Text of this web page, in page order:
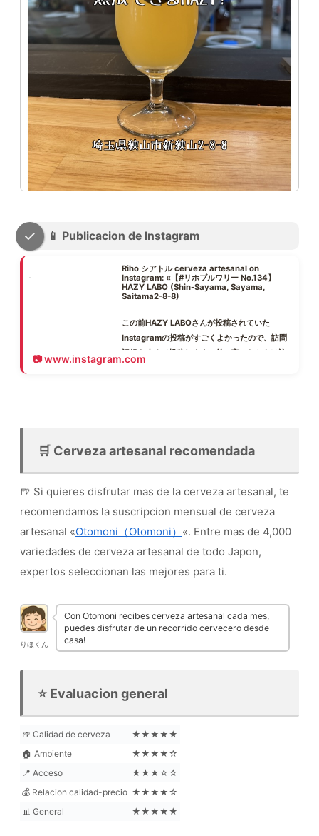
📱 Publicacion de Instagram
Riho シアトル cerveza artesanal on
Instagram: «【#リホブルワリー No.134】
HAZY LABO (Shin-Sayama, Sayama,
Saitama2-8-8)
この前HAZY LABOさんが投稿されていた
Instagramの投稿がすごくよかったので、訪問
記録を改めて投稿します。前に言ったときは訪
法で常温熟成を実現してる。
前飲んだときは熟成できるんだ程度の理解だっ
た。改めて行きたい！
私が飲んだときも、嫌な味わいはまったくあり
ませゆでした！また、よくあるホップのパンチ
がきいたHAZYともまた異なる、深みのある
日本に帰ったら必ずまた行きます。»
80 likes, 0 comments – lobeerve on March 24, 2025:
"【#リホブルワリー No.134】 HAZY LABO (Shin-
Sayama, Sayama, Saitama2-8-8)この前HAZY LABOさん
が投稿されていたIn…
www.instagram.com
🛒 Cerveza artesanal recomendada
🍺 Si quieres disfrutar mas de la cerveza artesanal, te
recomendamos la suscripcion mensual de cerveza
artesanal «Otomoni（Otomoni） «. Entre mas de 4,000
variedades de cerveza artesanal de todo Japon,
expertos seleccionan las mejores para ti.
りほくん
Con Otomoni recibes cerveza artesanal cada mes,
puedes disfrutar de un recorrido cervecero desde
casa!
⭐ Evaluacion general
🍺 Calidad de cerveza
★★★★★
🏠 Ambiente
★★★★☆
📍 Acceso
★★★☆☆
💰 Relacion calidad-precio ★★★★☆
📊 General
★★★★★